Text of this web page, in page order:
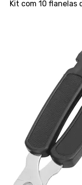
Kit com 10 flanelas